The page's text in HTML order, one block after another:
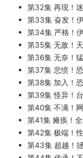
第32集 再现！
第33集 奋发！
第34集 严格！
第35集 无敌！
第36集 无奈！
第37集 悲愤！
第38集 加入！
第39集 怪异！
第40集 不满！
第41集 瘫痪！
第42集 极端！
第43集 超越！